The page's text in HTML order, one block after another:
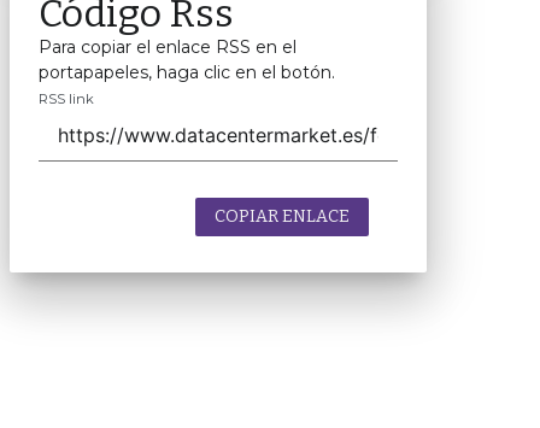
Código Rss
Para copiar el enlace RSS en el
portapapeles, haga clic en el botón.
RSS link
COPIAR ENLACE